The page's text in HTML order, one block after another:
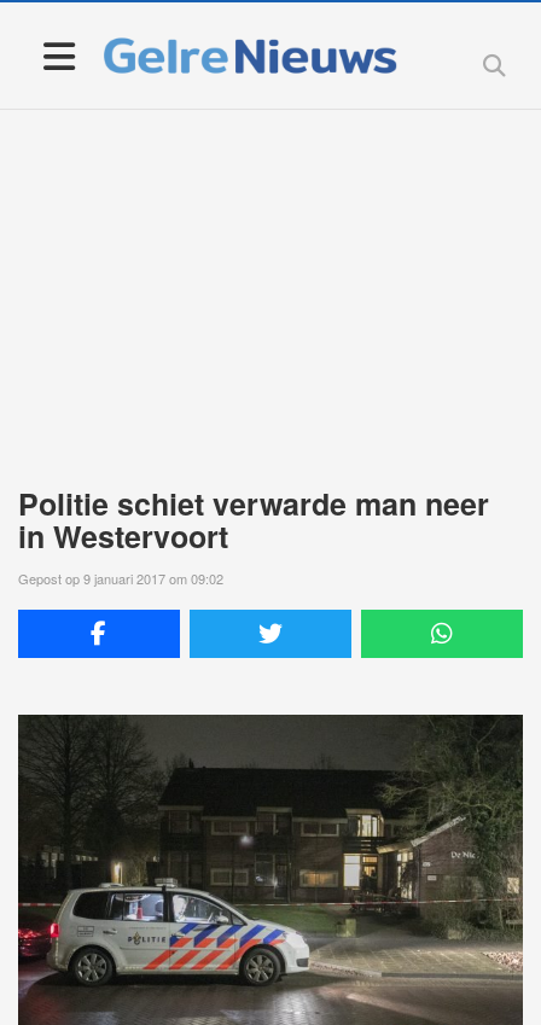
Politie schiet verwarde man neer
in Westervoort
Gepost op 9 januari 2017 om 09:02